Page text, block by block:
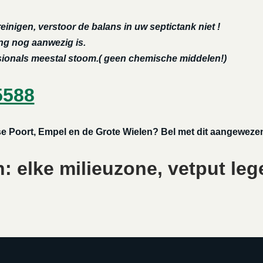
verstoor de balans in uw septictank niet !
nog aanwezig is.
meestal stoom.( geen chemische middelen!)
Poort, Empel en de Grote Wielen? Bel met dit
elke milieuzone, vetput